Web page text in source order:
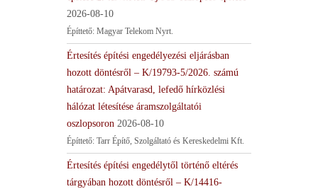
2026-08-10
Építtető: Magyar Telekom Nyrt.
Értesítés építési engedélyezési eljárásban
hozott döntésről – K/19793-5/2026. számú
határozat: Apátvarasd, lefedő hírközlési
hálózat létesítése áramszolgáltatói
oszlopsoron 2026-08-10
Építtető: Tarr Építő, Szolgáltató és Kereskedelmi Kft.
Értesítés építési engedélytől történő eltérés
tárgyában hozott döntésről – K/14416-